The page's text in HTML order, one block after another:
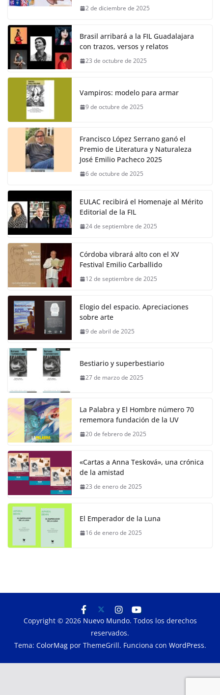
2 de diciembre de 2025
Brasil arribará a la FIL Guadalajara
con trazos, versos y relatos
23 de octubre de 2025
Vampiros: modelo para armar
9 de octubre de 2025
Francisco López Serrano ganó el
Premio de Literatura y Naturaleza
José Emilio Pacheco 2025
6 de octubre de 2025
EULAC recibirá el Homenaje al Mérito
Editorial de la FIL
24 de septiembre de 2025
Córdoba vibrará alto con el XV
Festival Emilio Carballido
12 de septiembre de 2025
Elogio del espacio. Apreciaciones
sobre arte
9 de abril de 2025
Bestiario y superbestiario
27 de marzo de 2025
La Palabra y El Hombre número 70
rememora fundación de la UV
20 de febrero de 2025
«Cartas a Anna Tesková», una crónica
de la amistad
23 de enero de 2025
El Emperador de la Luna
16 de enero de 2025
Copyright © 2026 Nuevo Mundo. Todos los derechos
reservados.
Tema: ColorMagpor ThemeGrill. Funciona con WordPress.